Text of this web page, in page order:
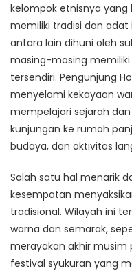
kelompok etnisnya
memiliki tradisi dan adat
antara lain dihuni oleh
masing-masing
tersendiri. Pengunjung
menyelami kekayaan
mempelajari sejarah
kunjungan ke rumah
budaya, dan aktivitas
Salah satu hal menarik
kesempatan
tradisional. Wilayah ini
warna dan semarak,
merayakan akhir musim
festival syukuran yang